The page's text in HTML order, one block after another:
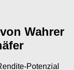
Wahrer
Potenzial